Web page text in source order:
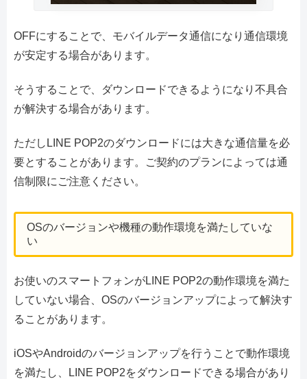
OFFにすることで、モバイルデータ通信になり通信環境
が安定する場合があります。
そうすることで、ダウンロードできるようになり不具合
が解決する場合があります。
ただしLINE POP2のダウンロードには大きな通信量を必
要とすることがあります。ご契約のプランによっては通
信制限にご注意ください。
OSのバージョンや機種の動作環境を満たしていな
い
お使いのスマートフォンがLINE POP2の動作環境を満た
していない場合、OSのバージョンアップによって解決す
ることがあります。
iOSやAndroidのバージョンアップを行うことで動作環境
を満たし、LINE POP2をダウンロードできる場合があり